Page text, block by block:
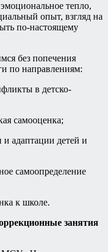
тепло,
опыт, взгляд на
по-настоящему
без попечения
по направлениям:
в детско-
самооценка;
адаптации детей и
самоопределение
к школе.
занятия